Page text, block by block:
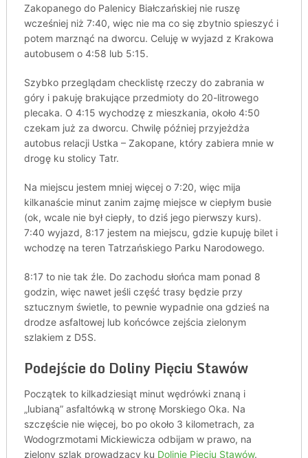
Zakopanego do Palenicy Białczańskiej nie ruszę
wcześniej niż 7:40, więc nie ma co się zbytnio spieszyć i
potem marznąć na dworcu. Celuję w wyjazd z Krakowa
autobusem o 4:58 lub 5:15.
Szybko przeglądam checklistę rzeczy do zabrania w
góry i pakuję brakujące przedmioty do 20-litrowego
plecaka. O 4:15 wychodzę z mieszkania, około 4:50
czekam już za dworcu. Chwilę później przyjeżdża
autobus relacji Ustka – Zakopane, który zabiera mnie w
drogę ku stolicy Tatr.
Na miejscu jestem mniej więcej o 7:20, więc mija
kilkanaście minut zanim zajmę miejsce w ciepłym busie
(ok, wcale nie był ciepły, to dziś jego pierwszy kurs).
7:40 wyjazd, 8:17 jestem na miejscu, gdzie kupuję bilet i
wchodzę na teren Tatrzańskiego Parku Narodowego.
8:17 to nie tak źle. Do zachodu słońca mam ponad 8
godzin, więc nawet jeśli część trasy będzie przy
sztucznym świetle, to pewnie wypadnie ona gdzieś na
drodze asfaltowej lub końcówce zejścia zielonym
szlakiem z D5S.
Podejście do Doliny Pięciu Stawów
Początek to kilkadziesiąt minut wędrówki znaną i
„lubianą” asfaltówką w stronę Morskiego Oka. Na
szczęście nie więcej, bo po około 3 kilometrach, za
Wodogrzmotami Mickiewicza odbijam w prawo, na
zielony szlak prowadzący ku Dolinie Pięciu Stawów.